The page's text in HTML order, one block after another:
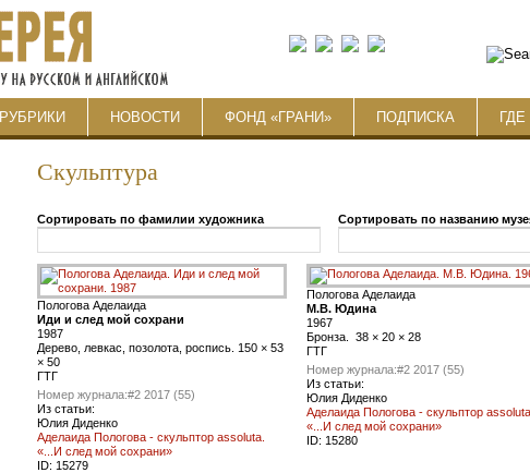
РУБРИКИ НОВОСТИ ФОНД «ГРАНИ» ПОДПИСКА
Скульптура
Сортировать по фамилии художника Сортировать по названию
Пологова Аделаида
Иди и след мой сохрани
1987
Дерево, левкас, позолота, роспись. 150 × 53
× 50
ГТГ
Номер журнала:#2 2017 (55)
Из статьи:
Юлия Диденко
Аделаида Пологова - скульптор assoluta.
«...И след мой сохрани»
ID: 15279
Пологова Аделаида
М.В. Юдина
1967
Бронза. 38 × 20 × 28
ГТГ
Номер журнала:#2 2017 (55)
Из статьи:
Юлия Диденко
Аделаида Пологова - скульптор assoluta.
«...И след мой сохрани»
ID: 15280